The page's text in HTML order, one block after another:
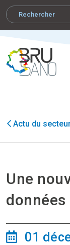
Actu du
Une
données
01